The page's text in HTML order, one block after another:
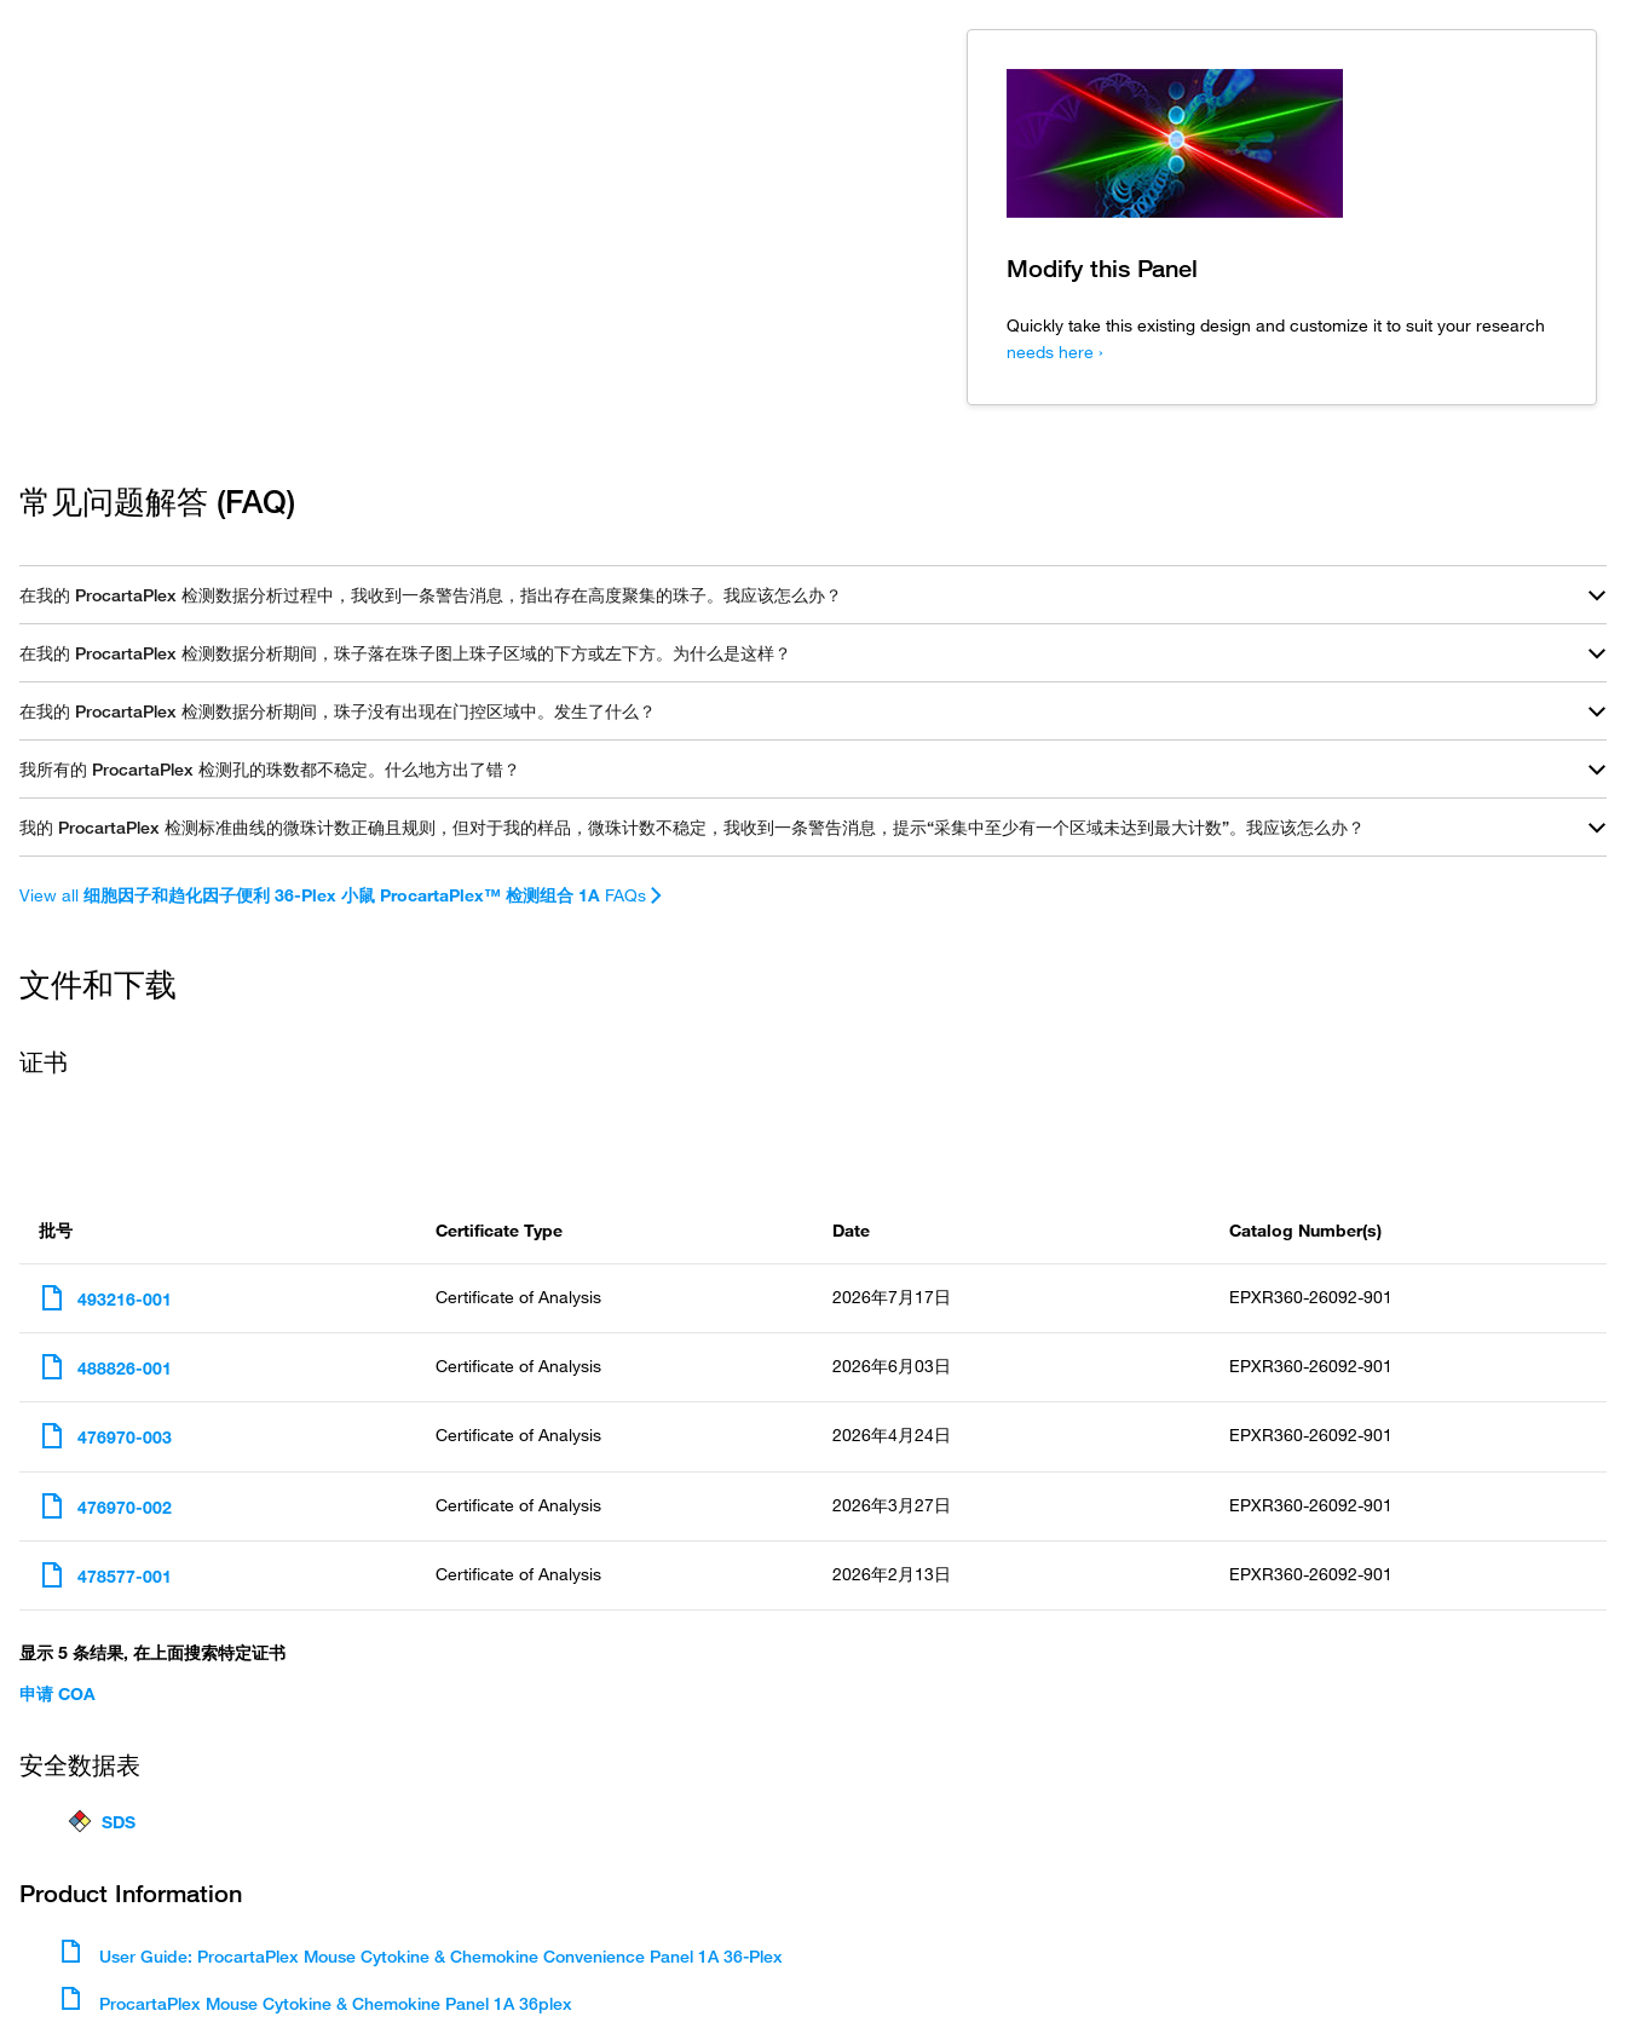
Modify this Panel
Quickly take this existing design and customize it to suit your research
needs here ›
常见问题解答 (FAQ)
在我的 ProcartaPlex 检测数据分析过程中，我收到一条警告消息，指出存在高度聚集的珠子。我应该怎么办？
o 检查协议设置（确保选择正确的 DD 设置）。
o 在获取板之前，在 Luminex 仪器上运行校准和验证珠。
在我的 ProcartaPlex 检测数据分析期间，珠子落在珠子图上珠子区域的下方或左下方。为什么是这样？
•或者，仪器可能在其测量中关闭，或者可能存在校准问题。致电制造商进行服务预约。
在我的 ProcartaPlex 检测数据分析期间，珠子没有出现在门控区域中。发生了什么？
我所有的 ProcartaPlex 检测孔的珠数都不稳定。什么地方出了错？
o 在获取板之前，在 Luminex 仪器上运行校准和验证珠。
o 在仪器上采集前摇动板以重新悬浮珠子。
我的 ProcartaPlex 检测标准曲线的微珠计数正确且规则，但对于我的样品，微珠计数不稳定，我收到一条警告消息，提示“采集中至少有一个区域未达到最大计数”。我应该怎么办？
o 确认样品已澄清且不含碎片和脂质（建议离心 5-10 分钟）。
View all 细胞因子和趋化因子便利 36-Plex 小鼠 ProcartaPlex™ 检测组合 1A FAQs
文件和下载
证书
批号 Certificate Type Date Catalog Number(s)
493216-001 Certificate of Analysis 2026年7月17日 EPXR360-26092-901
488826-001 Certificate of Analysis 2026年6月03日 EPXR360-26092-901
476970-003 Certificate of Analysis 2026年4月24日 EPXR360-26092-901
476970-002 Certificate of Analysis 2026年3月27日 EPXR360-26092-901
478577-001 Certificate of Analysis 2026年2月13日 EPXR360-26092-901
显示 5 条结果, 在上面搜索特定证书
申请 COA
安全数据表
SDS
Product Information
User Guide: ProcartaPlex Mouse Cytokine & Chemokine Convenience Panel 1A 36-Plex
ProcartaPlex Mouse Cytokine & Chemokine Panel 1A 36plex